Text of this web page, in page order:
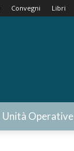
Convegni Libri
Unità Operative